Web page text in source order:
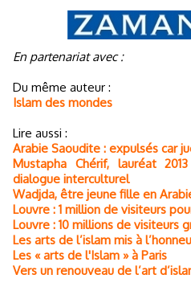
En partenariat avec :
Du même auteur :
Islam des mondes
Lire aussi :
Arabie Saoudite : expulsés car
Mustapha Chérif, lauréat
dialogue interculturel
Wadjda, être jeune fille en
Louvre : 1 million de visiteurs
Louvre : 10 millions de visiteurs
Les arts de l’islam mis à
Les « arts de l'Islam » à Paris
Vers un renouveau de l’art